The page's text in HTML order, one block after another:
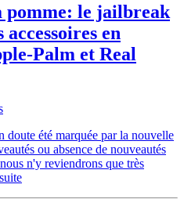
pomme: le jailbreak
en
Palm et Real
doute été marquée par la nouvelle
ou absence de nouveautés
n'y reviendrons que très